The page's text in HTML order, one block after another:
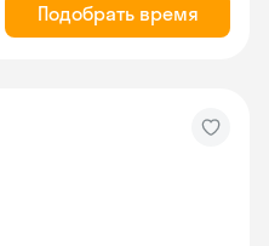
Подобрать время